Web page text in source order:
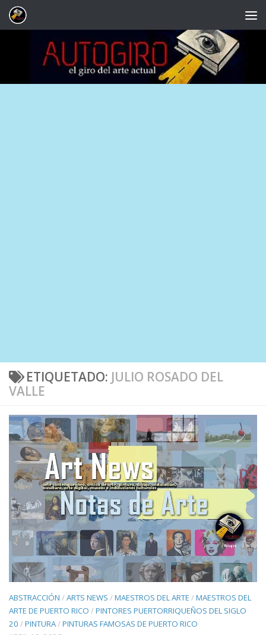
Saltar al contenido
ETIQUETADO: JULIO ROSADO DEL
VALLE
ABSTRACCIÓN /ARTS NEWS /MAESTROS DEL ARTE /MAESTROS DEL
ARTE DE PUERTO RICO /PINTORES PUERTORRIQUEÑOS DEL SIGLO
20 /PINTURA/PINTURAS FAMOSAS DE PUERTO RICO